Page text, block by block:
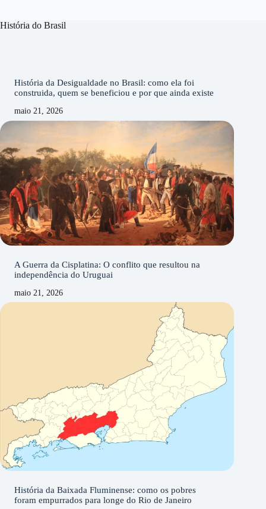
História do Brasil
História da Desigualdade no Brasil: como ela foi
construida, quem se beneficiou e por que ainda existe
maio 21, 2026
A Guerra da Cisplatina: O conflito que resultou na
independência do Uruguai
maio 21, 2026
História da Baixada Fluminense: como os pobres
foram empurrados para longe do Rio de Janeiro